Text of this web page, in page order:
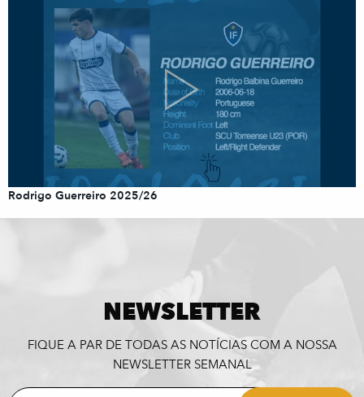
Rodrigo Guerreiro 2025/26
NEWSLETTER
FIQUE A PAR DE TODAS AS NOTÍCIAS COM A NOSSA
NEWSLETTER SEMANAL